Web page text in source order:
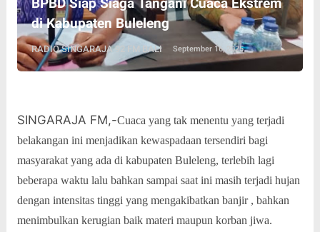
di Kabupaten Buleleng
RADIO SINGARAJA 92 FM BALI September 16, 2025
SINGARAJA FM,-Cuaca yang tak menentu yang terjadi
belakangan ini menjadikan kewaspadaan tersendiri bagi
masyarakat yang ada di kabupaten Buleleng, terlebih lagi
beberapa waktu lalu bahkan sampai saat ini masih terjadi hujan
dengan intensitas tinggi yang mengakibatkan banjir , bahkan
menimbulkan kerugian baik materi maupun korban jiwa.